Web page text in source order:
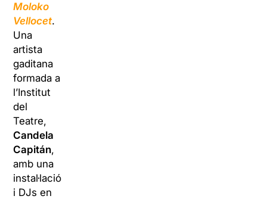
Moloko
Vellocet.
Una
artista
gaditana
formada a
l’Institut
del
Teatre,
Candela
Capitán,
amb una
instal·lació
i DJs en